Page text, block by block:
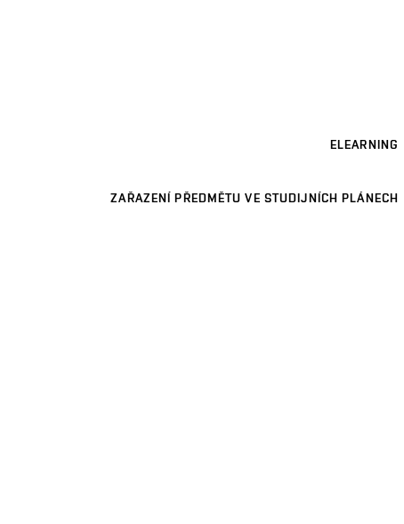
ELEARNING
ZAŘAZENÍ PŘEDMĚTU VE STUDIJNÍCH PLÁNECH